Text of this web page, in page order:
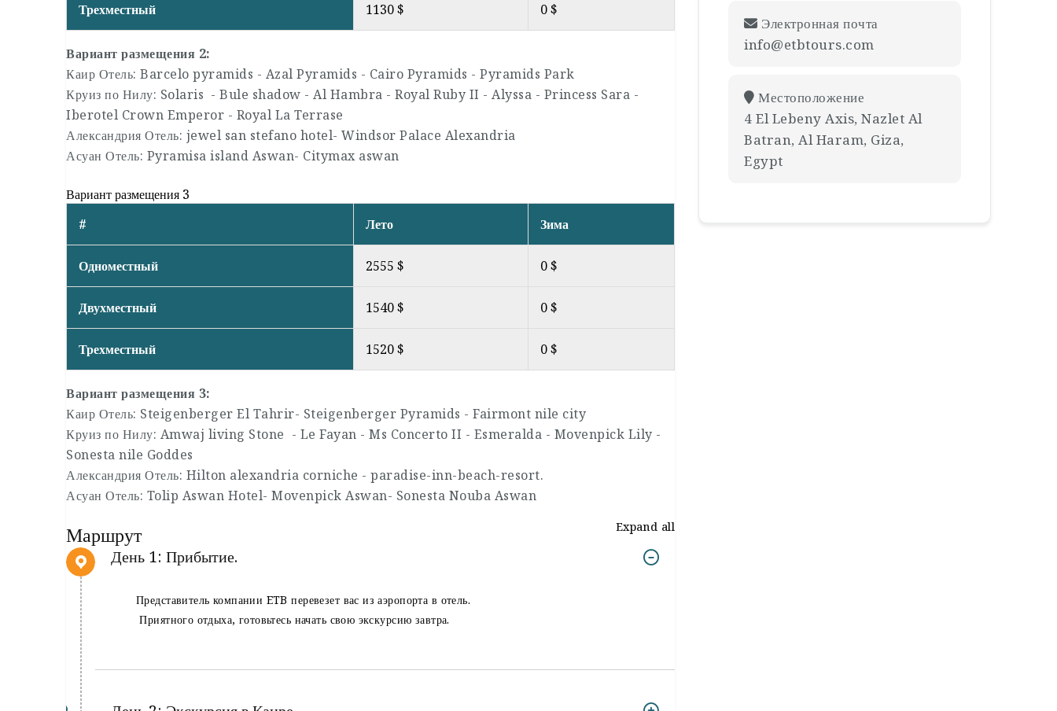
Трехместный 1130 $ 0 $
Вариант размещения 2:
Каир Отель: Barcelo pyramids - Azal Pyramids - Cairo Pyramids - Pyramids Park
Круиз по Нилу: Solaris - Bule shadow - Al Hambra - Royal Ruby II - Alyssa - Princess Sara -
Iberotel Crown Emperor - Royal La Terrase
Александрия Отель: jewel san stefano hotel- Windsor Palace Alexandria
Асуан Отель: Pyramisa island Aswan- Citymax aswan
Вариант размещения 3
#
Лето Зима
Одноместный 2555 $ 0 $
Двухместный 1540 $ 0 $
Трехместный 1520 $ 0 $
Вариант размещения 3:
Каир Отель: Steigenberger El Tahrir- Steigenberger Pyramids - Fairmont nile city
Круиз по Нилу: Amwaj living Stone - Le Fayan - Ms Concerto II - Esmeralda - Movenpick Lily -
Sonesta nile Goddes
Александрия Отель: Hilton alexandria corniche - paradise-inn-beach-resort.
Асуан Отель: Tolip Aswan Hotel- Movenpick Aswan- Sonesta Nouba Aswan
Маршрут Expand all
День 1: Прибытие.
Представитель компании ETB перевезет вас из аэропорта в отель.
Приятного отдыха, готовьтесь начать свою экскурсию завтра.
Электронная почта
info@etbtours.com
Местоположение
4 El Lebeny Axis, Nazlet Al
Batran, Al Haram, Giza,
Egypt